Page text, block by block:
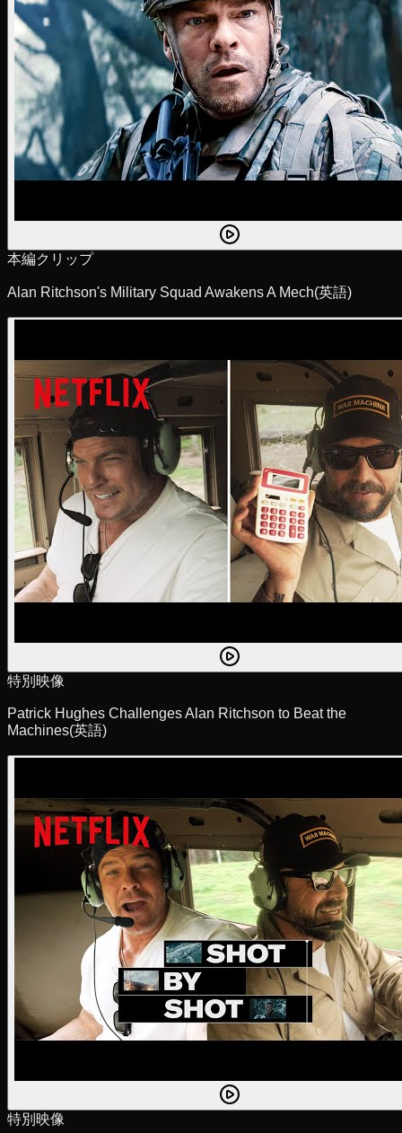
本編クリップ
Alan Ritchson's Military Squad Awakens A Mech(英語)
特別映像
Patrick Hughes Challenges Alan Ritchson to Beat the
Machines(英語)
特別映像